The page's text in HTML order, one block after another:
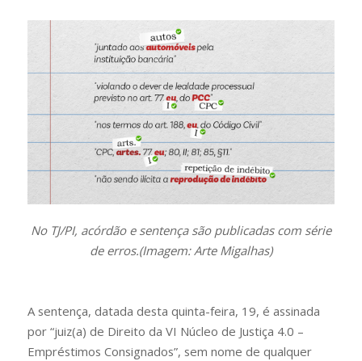
No TJ/PI, acórdão e sentença são publicadas com série
de erros.(Imagem: Arte Migalhas)
A sentença, datada desta quinta-feira, 19, é assinada
por “juiz(a) de Direito da VI Núcleo de Justiça 4.0 –
Empréstimos Consignados”, sem nome de qualquer